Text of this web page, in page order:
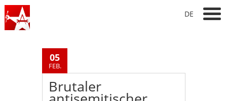
DE
05
FEB.
Brutaler